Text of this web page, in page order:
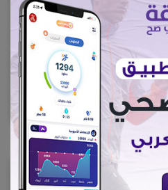
السحور تسبب
يؤدي إلى وقوع حالات تسمم
8702